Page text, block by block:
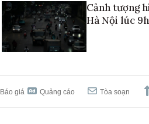
Cảnh tượng
Hà Nội lúc
Báo giá Quảng cáo Tòa soạn